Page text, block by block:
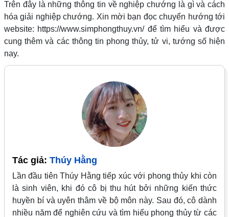
Trên đây là những thông tin về nghiệp chướng là gì và cách
hóa giải nghiệp chướng. Xin mời bạn đọc chuyển hướng tới
website: https://www.simphongthuy.vn/ để tìm hiểu và được
cung thêm và các thông tin phong thủy, tử vi, tướng số hiện
nay.
Tác giả: Thúy Hằng
Lần đầu tiên Thúy Hằng tiếp xúc với phong thủy khi còn
là sinh viên, khi đó cô bị thu hút bởi những kiến thức
huyền bí và uyên thâm về bộ môn này. Sau đó, cô dành
nhiều năm để nghiên cứu và tìm hiểu phong thủy từ các